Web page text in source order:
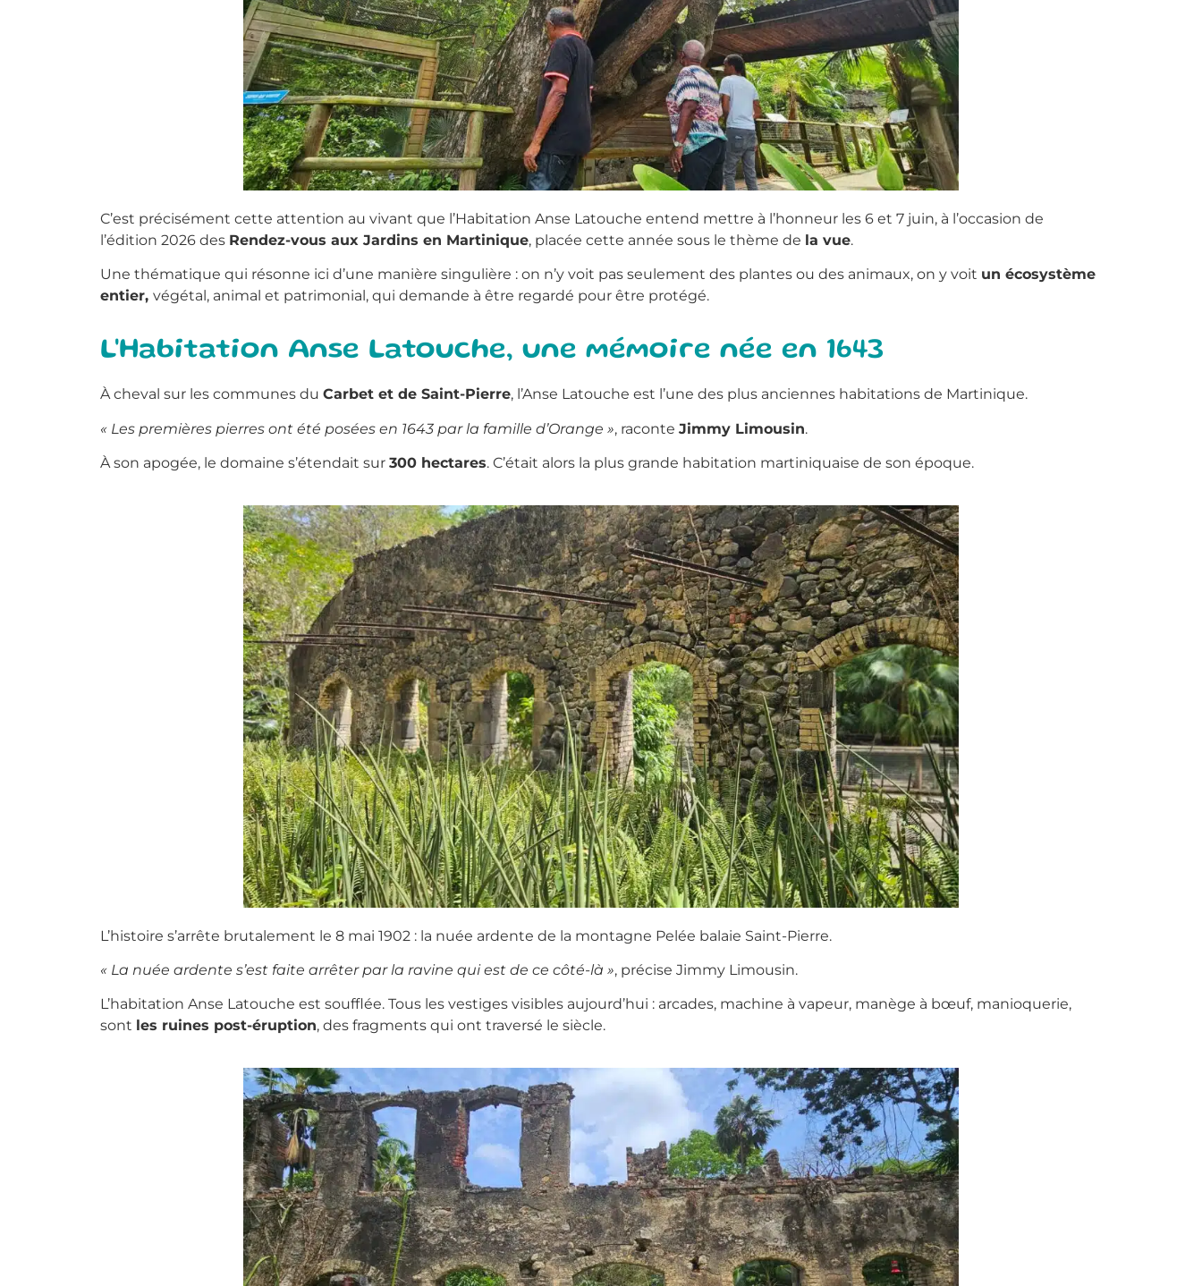
C’est précisément cette attention au vivant que l’Habitation Anse Latouche entend mettre à l’honneur les 6 et 7 juin, à l’occasion de
l’édition 2026 des Rendez-vous aux Jardins en Martinique, placée cette année sous le thème de la vue.
Une thématique qui résonne ici d’une manière singulière : on n’y voit pas seulement des plantes ou des animaux, on y voit un écosystème
entier, végétal, animal et patrimonial, qui demande à être regardé pour être protégé.
L'Habitation Anse Latouche, une mémoire née en 1643
À cheval sur les communes du Carbet et de Saint-Pierre, l’Anse Latouche est l’une des plus anciennes habitations de Martinique.
« Les premières pierres ont été posées en 1643 par la famille d’Orange », raconte Jimmy Limousin.
À son apogée, le domaine s’étendait sur 300 hectares. C’était alors la plus grande habitation martiniquaise de son époque.
L’histoire s’arrête brutalement le 8 mai 1902 : la nuée ardente de la montagne Pelée balaie Saint-Pierre.
« La nuée ardente s’est faite arrêter par la ravine qui est de ce côté-là », précise Jimmy Limousin.
L’habitation Anse Latouche est soufflée. Tous les vestiges visibles aujourd’hui : arcades, machine à vapeur, manège à bœuf, manioquerie,
sont les ruines post-éruption, des fragments qui ont traversé le siècle.